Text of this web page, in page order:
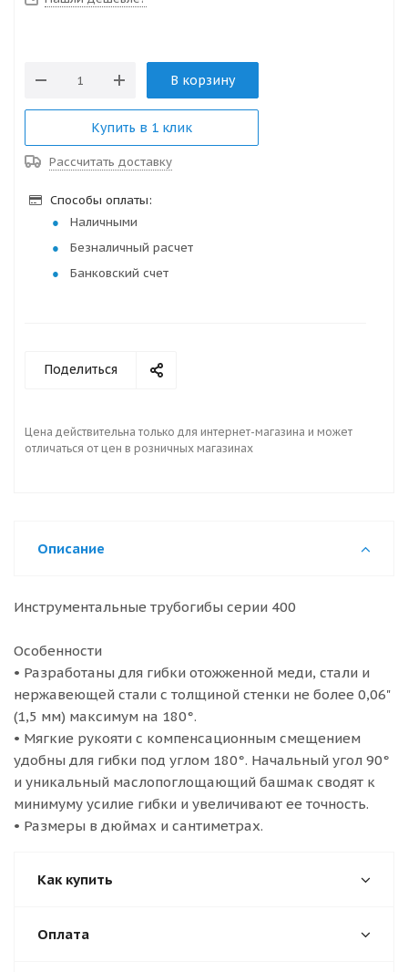
В корзину
Купить в 1 клик
Рассчитать доставку
Способы оплаты:
Наличными
Безналичный расчет
Банковский счет
Поделиться
Цена действительна только для интернет-магазина и может
отличаться от цен в розничных магазинах
Описание
Инструментальные трубогибы серии 400
Особенности
• Разработаны для гибки отожженной меди, стали и
нержавеющей стали с толщиной стенки не более 0,06"
(1,5 мм) максимум на 180°.
• Мягкие рукояти с компенсационным смещением
удобны для гибки под углом 180°. Начальный угол 90°
и уникальный маслопоглощающий башмак сводят к
минимуму усилие гибки и увеличивают ее точность.
• Размеры в дюймах и сантиметрах.
Как купить
Оплата